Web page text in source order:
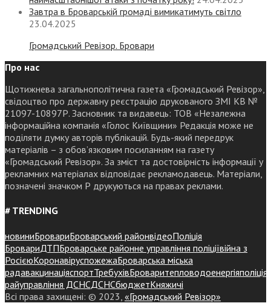
Завтра в Броварській громаді вимикатимуть світло
23.04.2025
Громадський Ревізор. Бровари
Про нас
Щотижнева загальнополітична газета «Громадський Ревізор»,
свідоцтво про державну реєстрацію друкованого ЗМІ КВ №
21097-10897Р. Засновник та видавець: ТОВ «Незалежна
інформаційна компанія «Голос Київщини» Редакція може не
поділяти думку авторів публікацій. Будь-який передрук
матеріалів – з обов’язковим посиланням на газету
«Громадський Ревізор». За зміст та достовірність інформації у
рекламних матеріалах відповідає рекламодавець. Матеріали,
позначені значком Р друкуються на правах реклами.
# TRENDING
новиниБровариБроварський районвідеоПоліція
БровариДТПБроварське районне управління поліціївійна з
РосієюКоронавіруспожежаБроварська міська
радавакцинаціяспортТребухівБроваритепловодоенергіяполіція
райуправління ДСНСДСНСбюджетКняжичі
Всі права захищені: © 2023, «Громадський Ревізор»